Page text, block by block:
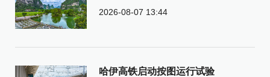
2026-08-07 13:44
哈伊高铁启动按图运行试验